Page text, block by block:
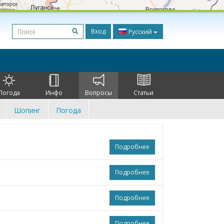
Вход Русский
Инфо Вопросы Статьи
Шопинг Погода
Подробнее
Подробнее
Подробнее